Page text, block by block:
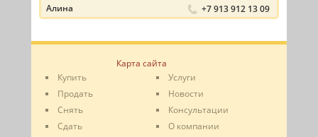
Алина +7 913 912 13 09
Карта сайта
Купить
Продать
Снять
Сдать
Услуги
Новости
Консультации
О компании